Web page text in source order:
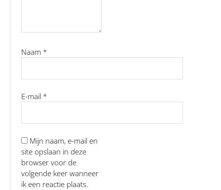
Naam *
E-mail *
Mijn naam, e-mail en
site opslaan in deze
browser voor de
volgende keer wanneer
ik een reactie plaats.